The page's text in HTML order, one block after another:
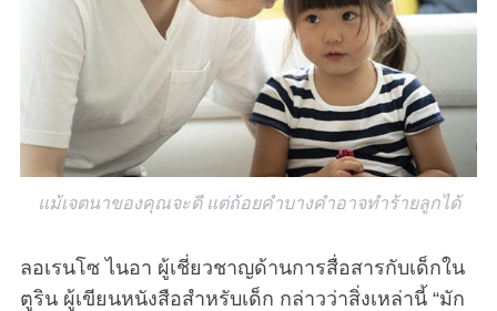
แม้เจตนาของคุณจะดี แต่ถ้อยคำบางคำอาจทำร้ายลูกได้
ลอเรนโซ ไนอา ผู้เชี่ยวชาญด้านการสื่อสารกับเด็กใน
ตูริน ผู้เขียนหนังสือสำหรับเด็ก กล่าวว่าสิ่งเหล่านี้ “มัก